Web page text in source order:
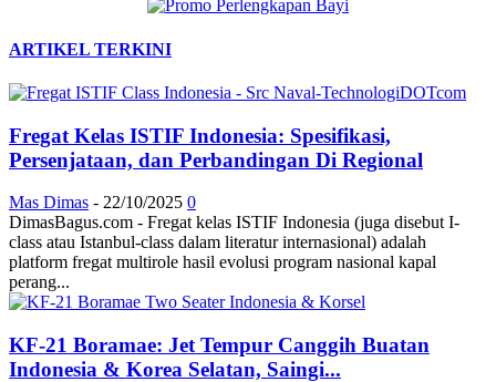
ARTIKEL TERKINI
Fregat Kelas ISTIF Indonesia: Spesifikasi,
Persenjataan, dan Perbandingan Di Regional
Mas Dimas - 22/10/2025 0
DimasBagus.com - Fregat kelas ISTIF Indonesia (juga disebut I-
class atau Istanbul-class dalam literatur internasional) adalah
platform fregat multirole hasil evolusi program nasional kapal
perang...
KF-21 Boramae: Jet Tempur Canggih Buatan
Indonesia & Korea Selatan, Saingi...